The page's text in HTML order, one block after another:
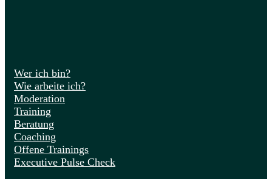
Wer ich bin?
Wie arbeite ich?
Moderation
Training
Beratung
Coaching
Offene Trainings
Executive Pulse Check